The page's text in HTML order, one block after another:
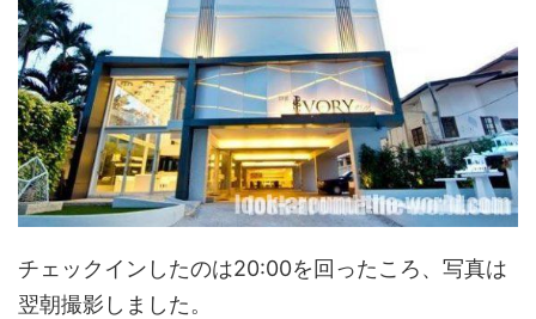
チェックインしたのは20:00を回ったころ、写真は
翌朝撮影しました。